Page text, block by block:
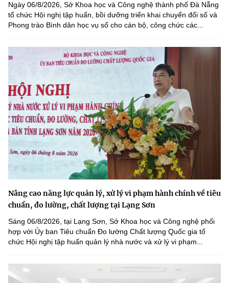
Ngày 06/8/2026, Sở Khoa học và Công nghệ thành phố Đà Nẵng
tổ chức Hội nghị tập huấn, bồi dưỡng triển khai chuyển đổi số và
Phong trào Bình dân học vụ số cho cán bộ, công chức các...
Nâng cao năng lực quản lý, xử lý vi phạm hành chính về tiêu
chuẩn, đo lường, chất lượng tại Lạng Sơn
Sáng 06/8/2026, tại Lạng Sơn, Sở Khoa học và Công nghệ phối
hợp với Ủy ban Tiêu chuẩn Đo lường Chất lượng Quốc gia tổ
chức Hội nghị tập huấn quản lý nhà nước và xử lý vi phạm...